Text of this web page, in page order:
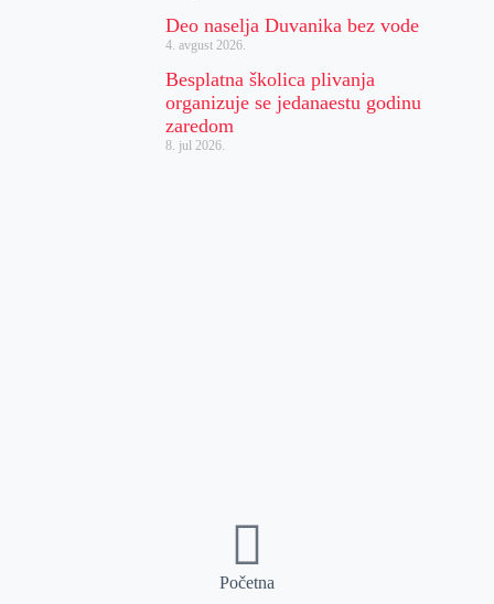
Deo naselja Duvanika bez vode
4. avgust 2026.
Besplatna školica plivanja
organizuje se jedanaestu godinu
zaredom
8. jul 2026.
Početna